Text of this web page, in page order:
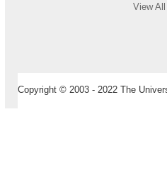
View All
Copyright © 2003 - 2022 The